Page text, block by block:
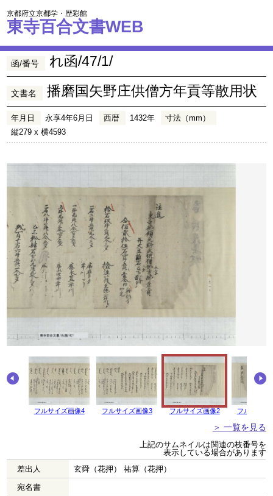
京都府立京都学・歴彩館
東寺百合文書WEB
函/番号 れ函/47/1/
文書名 播磨国矢野庄供僧方年貢等散用状
年月日 永享4年6月日 西暦 1432年
寸法（mm）
縦279 x 横4593
フルサイズ画像4 フルサイズ画像3 フルサイズ画像2 フルサイズ
＞ 一覧を見る
上記のサムネイルは関連の枝番号を
表示している場合があります
差出人
玄舜（花押） 祐算（花押）
宛名書